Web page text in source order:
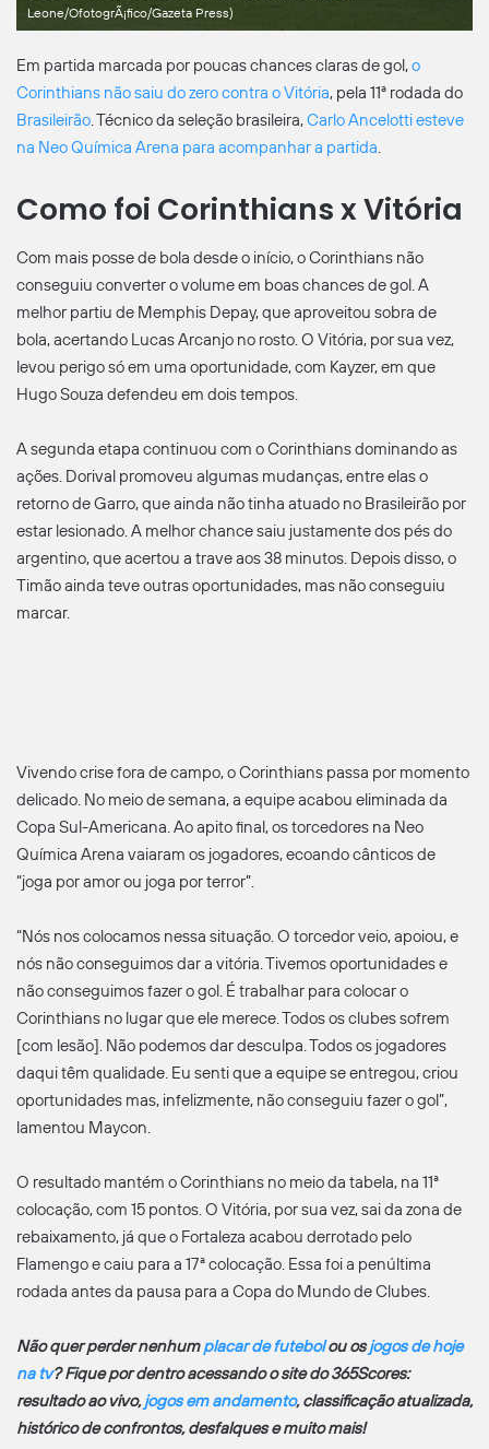
Leone/OfotogrÃ¡fico/Gazeta Press)
Em partida marcada por poucas chances claras de gol,o
Corinthians não saiu do zero contra o Vitória, pela 11ª rodada do
Brasileirão. Técnico da seleção brasileira,Carlo Ancelotti esteve
na Neo Química Arena para acompanhar a partida.
Como foi Corinthians x Vitória
Com mais posse de bola desde o início, o Corinthians não
conseguiu converter o volume em boas chances de gol. A
melhor partiu de Memphis Depay, que aproveitou sobra de
bola, acertando Lucas Arcanjo no rosto. O Vitória, por sua vez,
levou perigo só em uma oportunidade, com Kayzer, em que
Hugo Souza defendeu em dois tempos.
A segunda etapa continuou com o Corinthians dominando as
ações. Dorival promoveu algumas mudanças, entre elas o
retorno de Garro, que ainda não tinha atuado no Brasileirão por
estar lesionado. A melhor chance saiu justamente dos pés do
argentino, que acertou a trave aos 38 minutos. Depois disso, o
Timão ainda teve outras oportunidades, mas não conseguiu
marcar.
Vivendo crise fora de campo, o Corinthians passa por momento
delicado. No meio de semana, a equipe acabou eliminada da
Copa Sul-Americana. Ao apito final, os torcedores na Neo
Química Arena vaiaram os jogadores, ecoando cânticos de
“joga por amor ou joga por terror”.
“Nós nos colocamos nessa situação. O torcedor veio, apoiou, e
nós não conseguimos dar a vitória. Tivemos oportunidades e
não conseguimos fazer o gol. É trabalhar para colocar o
Corinthians no lugar que ele merece. Todos os clubes sofrem
[com lesão]. Não podemos dar desculpa. Todos os jogadores
daqui têm qualidade. Eu senti que a equipe se entregou, criou
oportunidades mas, infelizmente, não conseguiu fazer o gol”,
lamentou Maycon.
O resultado mantém o Corinthians no meio da tabela, na 11ª
colocação, com 15 pontos. O Vitória, por sua vez, sai da zona de
rebaixamento, já que o Fortaleza acabou derrotado pelo
Flamengo e caiu para a 17ª colocação. Essa foi a penúltima
rodada antes da pausa para a Copa do Mundo de Clubes.
Não quer perder nenhumplacar de futebolou osjogos de hoje
na tv? Fique por dentro acessando o site do 365Scores:
resultado ao vivo,jogos em andamento, classificação atualizada,
histórico de confrontos, desfalques e muito mais!